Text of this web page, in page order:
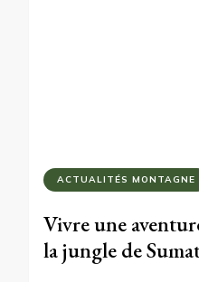
ACTUALITÉS MONTAGNE
Vivre une
la jungle de